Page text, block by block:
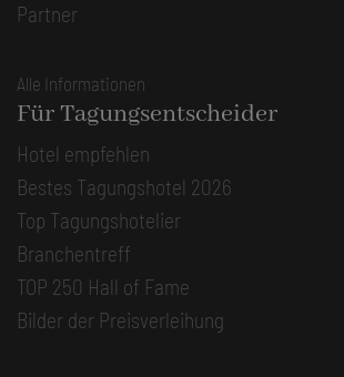
Partner
Alle Informationen
Für Tagungsentscheider
Hotel empfehlen
Bestes Tagungshotel 2026
Top Tagungshotelier
Branchentreff
TOP 250 Hall of Fame
Bilder der Preisverleihung